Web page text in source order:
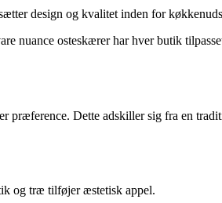
design og kvalitet inden for
nuance osteskærer har hver butik
præference. Dette adskiller sig fra en
og træ tilføjer æstetisk appel.